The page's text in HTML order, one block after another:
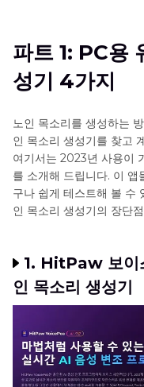
파트 2: 추천할만한
파트 3 : 노인 목소리
파트 4: 결과
파트 1: PC용
성기 4가지
노인 목소리를 생성하는
인 목소리 생성기를 찾고
여기서는 2023년 사용이
를 소개해 드립니다. 이
구나 쉽게 테스트해 볼 수
인 목소리 생성기의 장단
1. HitPaw 보이
인 목소리 생성기